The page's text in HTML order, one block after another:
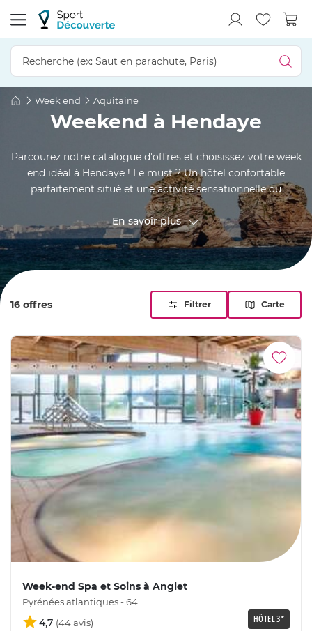
Week end Aquitaine
Weekend à Hendaye
Parcourez notre catalogue d'offres et choisissez votre week
end idéal à Hendaye ! Le must ? Un hôtel confortable
parfaitement situé et une activité sensationnelle ou
relaxante selon vos goûts. Un week-end spa, un séjour
gourmand ou une escapade dans les airs avec survol de la
côte en hélicoptère.... Trouvez enfin le week-end à votre
image et réservez dès maintenant pour vivre une
expérience inoubliable en terre basque !
En savoir plus
16 offres Filtrer Carte
Week-end Spa et Soins à Anglet
Pyrénées atlantiques - 64
4,7 HÔTEL 3*